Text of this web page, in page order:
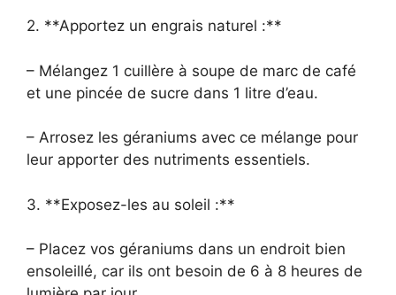
2. **Apportez un engrais naturel :**
– Mélangez 1 cuillère à soupe de marc de café
et une pincée de sucre dans 1 litre d’eau.
– Arrosez les géraniums avec ce mélange pour
leur apporter des nutriments essentiels.
3. **Exposez-les au soleil :**
– Placez vos géraniums dans un endroit bien
ensoleillé, car ils ont besoin de 6 à 8 heures de